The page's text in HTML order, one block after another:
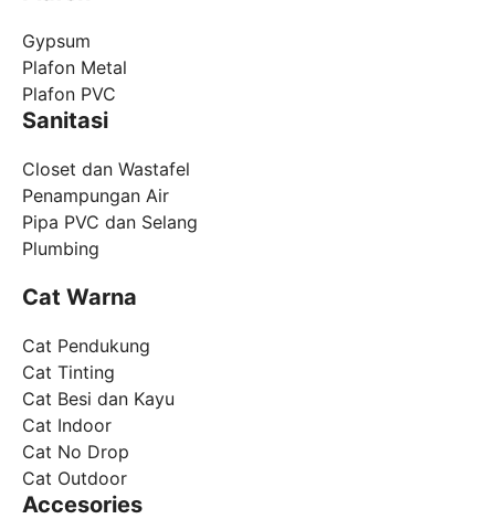
Gypsum
Plafon Metal
Plafon PVC
Sanitasi
Closet dan Wastafel
Penampungan Air
Pipa PVC dan Selang
Plumbing
Cat Warna
Cat Pendukung
Cat Tinting
Cat Besi dan Kayu
Cat Indoor
Cat No Drop
Cat Outdoor
Accesories